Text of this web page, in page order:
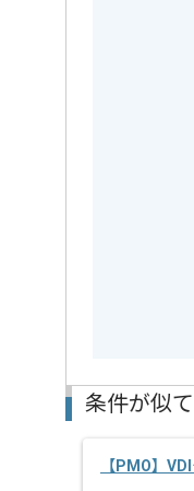
PMOの経
複数案件
ご経験と
新しいア
経験豊富
条件が似
【PMO】